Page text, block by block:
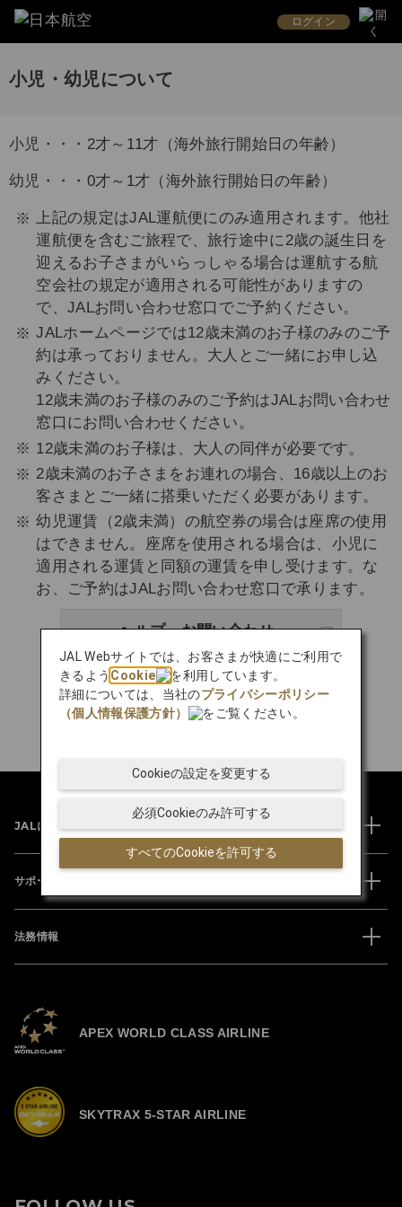
ログイン
小児・幼児について
小児・・・2才～11才（海外旅行開始日の年齢）
幼児・・・0才～1才（海外旅行開始日の年齢）
上記の規定はJAL運航便にのみ適用されます。他社
運航便を含むご旅程で、旅行途中に2歳の誕生日を
迎えるお子さまがいらっしゃる場合は運航する航
空会社の規定が適用される可能性がありますの
で、JALお問い合わせ窓口でご予約ください。
JALホームページでは12歳未満のお子様のみのご予
約は承っておりません。大人とご一緒にお申し込
みください。
12歳未満のお子様のみのご予約はJALお問い合わせ
窓口にお問い合わせください。
12歳未満のお子様は、大人の同伴が必要です。
2歳未満のお子さまをお連れの場合、16歳以上のお
客さまとご一緒に搭乗いただく必要があります。
幼児運賃（2歳未満）の航空券の場合は座席の使用
はできません。座席を使用される場合は、小児に
適用される運賃と同額の運賃を申し受けます。な
お、ご予約はJALお問い合わせ窓口で承ります。
ヘルプ・お問い合わせ
JALについて
サポート
法務情報
APEX WORLD CLASS AIRLINE
SKYTRAX 5-STAR AIRLINE
JAL Webサイトでは、お客さまが快適にご利用で
きるよう Cookie
を利用しています。
詳細については、当社のプライバシーポリシー
（個人情報保護方針）
をご覧ください。
すべてのCookieを許可する
必須Cookieのみ許可する
Cookieの設定を変更する